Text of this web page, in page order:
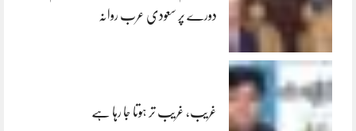
دورے پر سعودی عرب روانہ
غریب، غریب تر ہوتا جا رہا ہے